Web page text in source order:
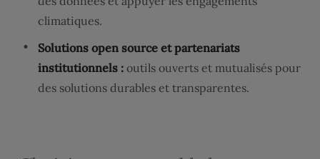
climatiques.
Solutions open source et partenariats
institutionnels : outils ouverts et mutualisés pour
des solutions durables et transparentes.